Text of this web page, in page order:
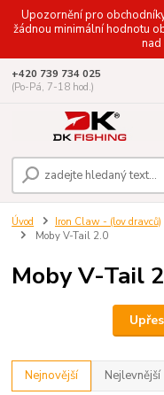
Upozornění pro
žádnou minimální hodnotu
nad
+420 739 734 025
(Po-Pá, 7-18 hod.)
Úvod Iron Claw - (lov dravců)
Moby V-Tail 2.0
Moby V-Tail
Nejnovější Nejlevnější